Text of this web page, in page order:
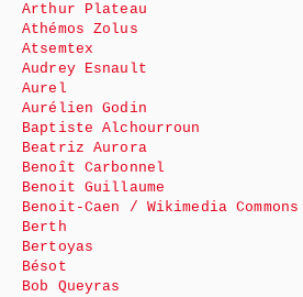
Arthur Plateau
Athémos Zolus
Atsemtex
Audrey Esnault
Aurel
Aurélien Godin
Baptiste Alchourroun
Beatriz Aurora
Benoît Carbonnel
Benoit Guillaume
Benoit-Caen / Wikimedia Commons
Berth
Bertoyas
Bésot
Bob Queyras